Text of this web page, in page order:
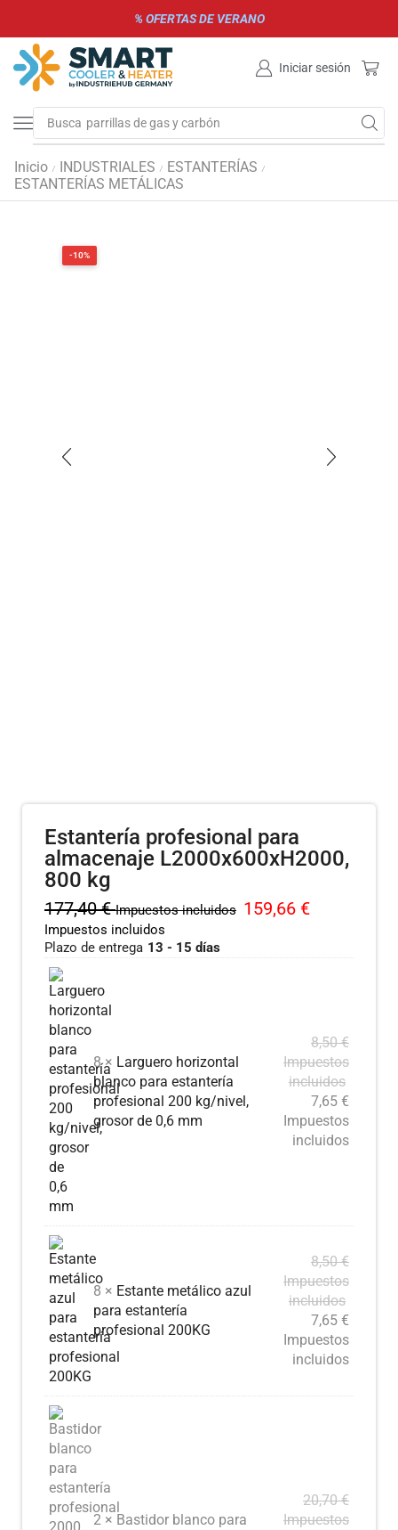
% OFERTAS DE VERANO
Iniciar sesión
Busca parrillas de gas y carbón
Inicio / INDUSTRIALES / ESTANTERÍAS /
ESTANTERÍAS METÁLICAS
-10%
Estantería profesional para
almacenaje L2000x600xH2000,
800 kg
177,40€ Impuestos incluidos 159,66 €
Impuestos incluidos
Plazo de entrega 13 - 15 días
8 × Larguero horizontal
blanco para estantería
profesional 200 kg/nivel,
grosor de 0,6 mm
8,50€
Impuestos
incluidos
7,65 €
Impuestos
incluidos
8 × Estante metálico azul
para estantería
profesional 200KG
8,50€
Impuestos
incluidos
7,65 €
Impuestos
incluidos
2 × Bastidor blanco para
20,70€
Impuestos